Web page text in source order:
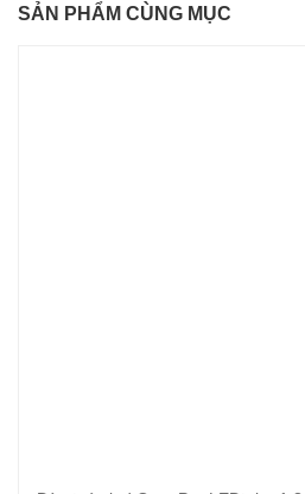
SẢN PHẨM CÙNG MỤC